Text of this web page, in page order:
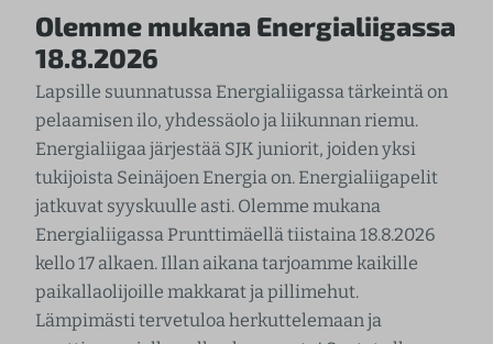
Olemme mukana Energialiigassa
18.8.2026
Lapsille suunnatussa Energialiigassa tärkeintä on
pelaamisen ilo, yhdessäolo ja liikunnan riemu.
Energialiigaa järjestää SJK juniorit, joiden yksi
tukijoista Seinäjoen Energia on. Energialiigapelit
jatkuvat syyskuulle asti. Olemme mukana
Energialiigassa Prunttimäellä tiistaina 18.8.2026
kello 17 alkaen. Illan aikana tarjoamme kaikille
paikallaolijoille makkarat ja pillimehut.
Lämpimästi tervetuloa herkuttelemaan ja